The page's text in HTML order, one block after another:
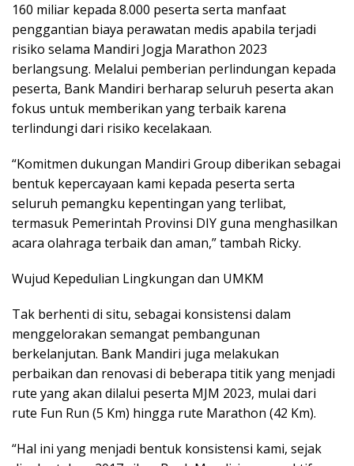
160 miliar kepada 8.000 peserta serta manfaat
penggantian biaya perawatan medis apabila terjadi
risiko selama Mandiri Jogja Marathon 2023
berlangsung. Melalui pemberian perlindungan kepada
peserta, Bank Mandiri berharap seluruh peserta akan
fokus untuk memberikan yang terbaik karena
terlindungi dari risiko kecelakaan.
“Komitmen dukungan Mandiri Group diberikan sebagai
bentuk kepercayaan kami kepada peserta serta
seluruh pemangku kepentingan yang terlibat,
termasuk Pemerintah Provinsi DIY guna menghasilkan
acara olahraga terbaik dan aman,” tambah Ricky.
Wujud Kepedulian Lingkungan dan UMKM
Tak berhenti di situ, sebagai konsistensi dalam
menggelorakan semangat pembangunan
berkelanjutan. Bank Mandiri juga melakukan
perbaikan dan renovasi di beberapa titik yang menjadi
rute yang akan dilalui peserta MJM 2023, mulai dari
rute Fun Run (5 Km) hingga rute Marathon (42 Km).
“Hal ini yang menjadi bentuk konsistensi kami, sejak